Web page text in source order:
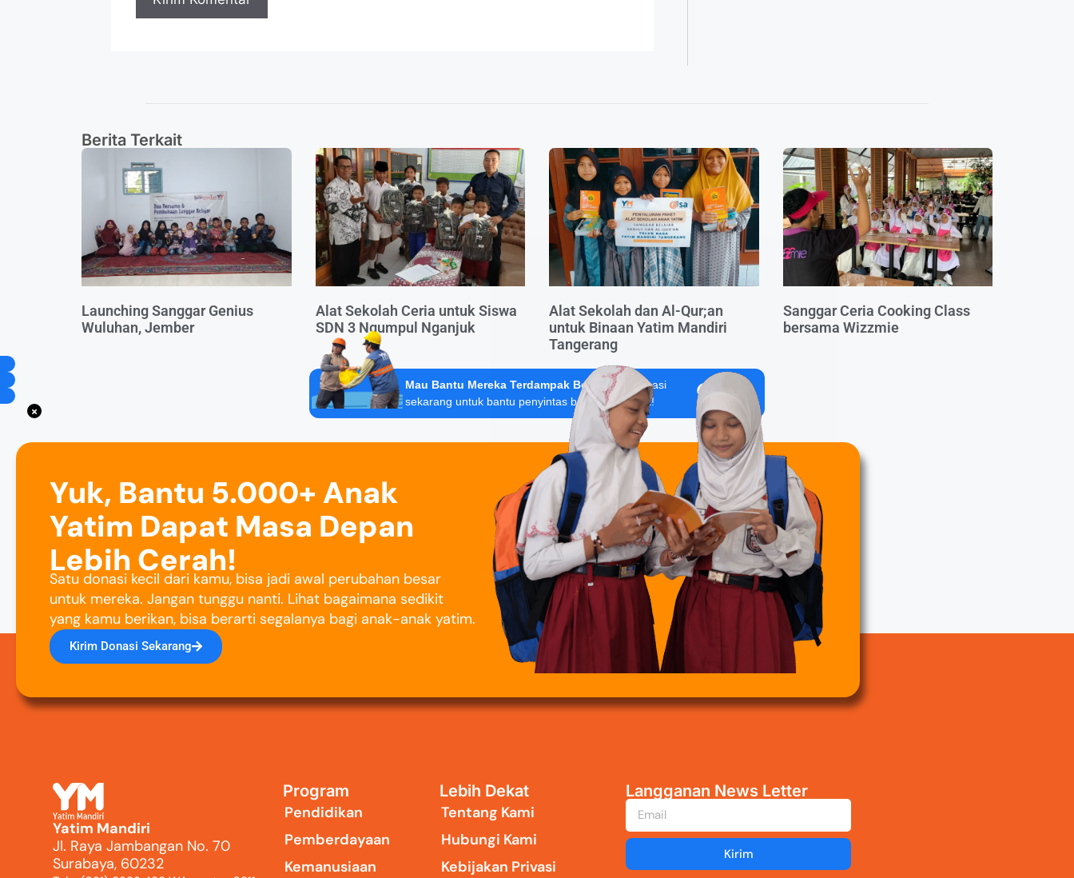
Berita Terkait
Launching Sanggar Genius
Wuluhan, Jember
Alat Sekolah Ceria untuk Siswa
SDN 3 Ngumpul Nganjuk
Alat Sekolah dan Al-Qur;an
untuk Binaan Yatim Mandiri
Tangerang
Sanggar Ceria Cooking Class
bersama Wizzmie
Mau Bantu Mereka Terdampak Bencana?
Donasi
sekarang untuk bantu penyintas banjir Sumatera!
Yuk, Bantu 5.000+ Anak
Yatim Dapat Masa Depan
Lebih Cerah!
Satu donasi kecil dari kamu, bisa jadi awal perubahan besar
untuk mereka. Jangan tunggu nanti. Lihat bagaimana sedikit
yang kamu berikan, bisa berarti segalanya bagi anak-anak yatim.
Kirim Donasi Sekarang
Yatim Mandiri
Jl. Raya Jambangan No. 70
Surabaya, 60232
Program
Pendidikan
Pemberdayaan
Kemanusiaan
Lebih Dekat
Tentang Kami
Hubungi Kami
Kebijakan Privasi
Langganan News Letter
Kirim